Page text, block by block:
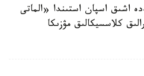
توبەدە اشىق اسپان استىندا «الماتى
كلاسسيكالىق مۋزىكا